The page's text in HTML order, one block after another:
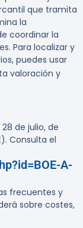
que tramita
la
coordinar la
Para localizar y
puedes usar
valoración y
de julio, de
Consulta el
A-
frecuentes y
sobre costes,